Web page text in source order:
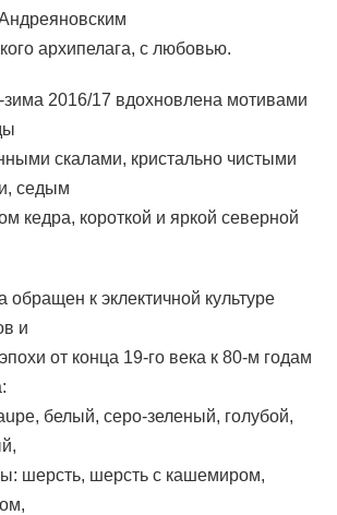
архипелага, с любовью.
зима 2016/17 вдохновлена мотивами
скалами, кристально чистыми
седым
кедра, короткой и яркой северной
обращен к эклектичной культуре
и
от конца 19-го века к 80-м годам
белый, серо-зеленый, голубой,
шерсть, шерсть с кашемиром,